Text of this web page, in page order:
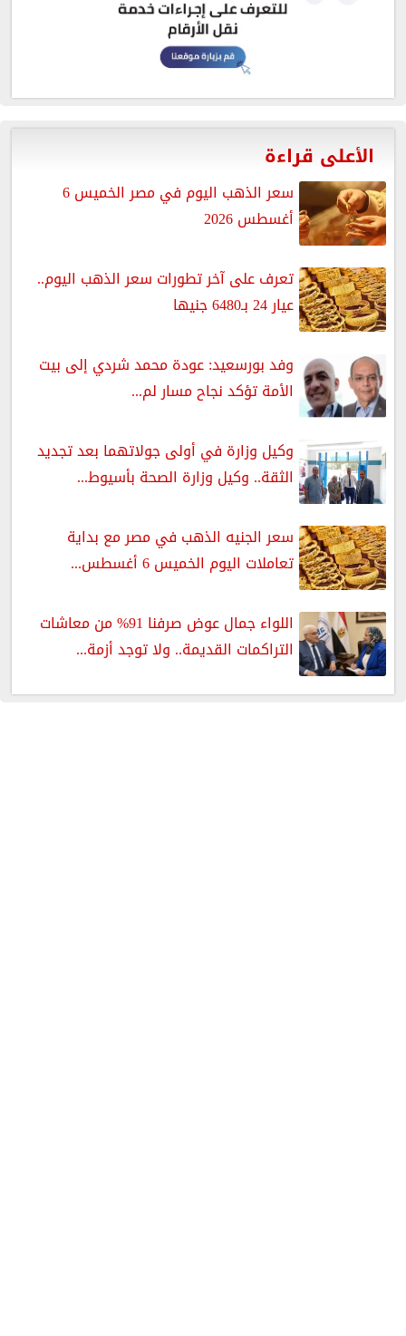
الأعلى قراءة
سعر الذهب اليوم في مصر الخميس 6
أغسطس 2026
تعرف على آخر تطورات سعر الذهب اليوم..
عيار 24 بـ6480 جنيها
وفد بورسعيد: عودة محمد شردي إلى بيت
الأمة تؤكد نجاح مسار لم...
وكيل وزارة في أولى جولاتهما بعد تجديد
الثقة.. وكيل وزارة الصحة بأسيوط...
سعر الجنيه الذهب في مصر مع بداية
تعاملات اليوم الخميس 6 أغسطس...
اللواء جمال عوض صرفنا 91% من معاشات
التراكمات القديمة.. ولا توجد أزمة...